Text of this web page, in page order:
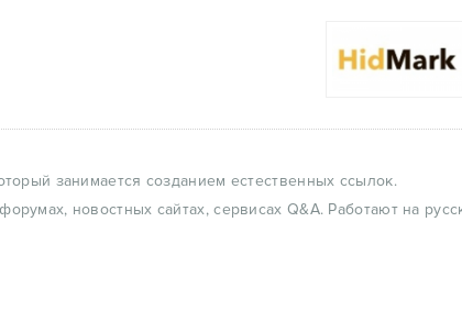
занимается созданием естественных ссылок.
новостных сайтах, сервисах Q&A. Работают на